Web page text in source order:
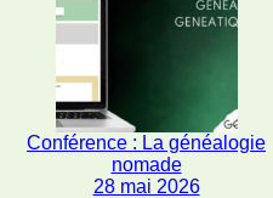
Conférence : La généalogie
nomade
28 mai 2026